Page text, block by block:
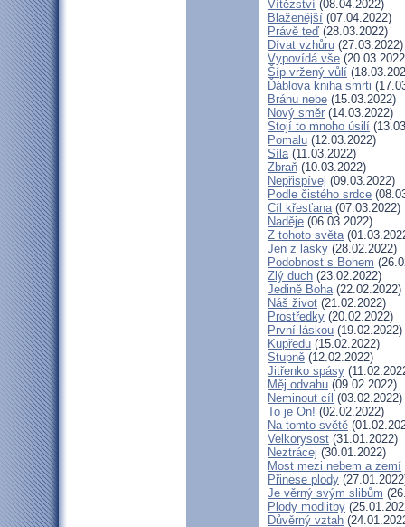
Vítězství (08.04.2022)
Blaženější (07.04.2022)
Právě teď (28.03.2022)
Dívat vzhůru (27.03.2022)
Vypovídá vše
Šíp vržený vůlí
Ďáblova kniha smrti
Bránu nebe (15.03.2022)
Nový směr (14.03.2022)
Stojí to mnoho úsilí
Pomalu (12.03.2022)
Síla(11.03.2022)
Zbraň (10.03.2022)
Nepřispívej (09.03.2022)
Podle čistého srdce
Cíl křesťana(07.03.2022)
Naděje (06.03.2022)
Z tohoto světa
Jen z lásky (28.02.2022)
Podobnost s Bohem
Zlý duch (23.02.2022)
Jedině Boha(22.02.2022)
Náš život (21.02.2022)
Prostředky (20.02.2022)
První láskou (19.02.2022)
Kupředu (15.02.2022)
Stupně (12.02.2022)
Jitřenko spásy
Měj odvahu (09.02.2022)
Neminout cíl (03.02.2022)
To je On! (02.02.2022)
Na tomto světě
Velkorysost (31.01.2022)
Neztrácej (30.01.2022)
Most mezi nebem a zemí
Přinese plody
Je věrný svým slibům
Plody modlitby
Důvěrný vztah